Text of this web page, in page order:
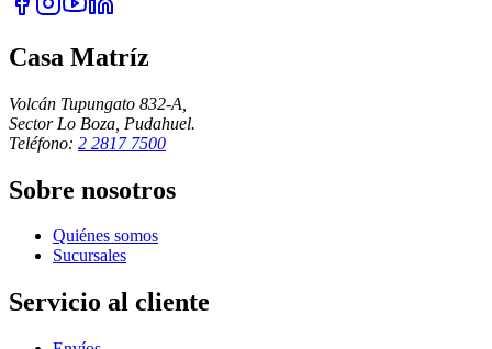
Casa Matríz
Volcán Tupungato 832-A,
Sector Lo Boza, Pudahuel.
Teléfono: 2 2817 7500
Sobre nosotros
Quiénes somos
Sucursales
Servicio al cliente